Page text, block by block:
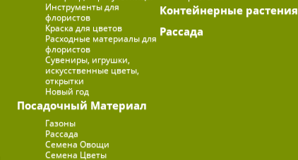
Инструменты для
флористов
Краска для цветов
Расходные материалы для
флористов
Сувениры, игрушки,
искусственные цветы,
открытки
Новый год
Посадочный Материал
Газоны
Рассада
Семена Овощи
Семена Цветы
Контейнерные растения
Рассада